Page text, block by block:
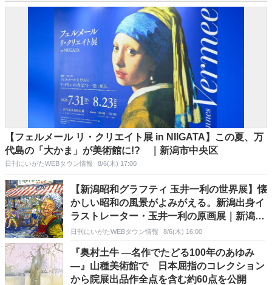
【フェルメール リ・クリエイト展 in NIIGATA】この夏、万
代島の「大かま」が美術館に!? ｜新潟市中央区
日刊にいがたWEBタウン情報 8/6(木) 17:00
【新潟昭和グラフティ 玉井一利の世界展】懐
かしい昭和の風景がよみがえる。新潟出身イ
ラストレーター・玉井一利の原画展｜新潟市
中央区古町
日刊にいがたWEBタウン情報 8/6(木) 16:00
『奥村土牛 ―名作でたどる100年のあゆみ
―』山種美術館で 日本屈指のコレクション
から院展出品作全点を含む約60点を公開